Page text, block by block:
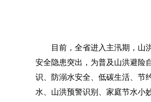
目前，全省进入主汛期，山
安全隐患突出，为普及山洪避险
识、防溺水安全、低碳生活、节
水、山洪预警识别、家庭节水小